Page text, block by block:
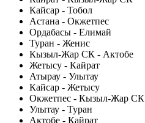
Кайсар - Тобол
Астана - Окжетпес
Ордабасы - Елимай
Туран - Женис
Кызыл-Жар СК - Актобе
Жетысу - Кайрат
Атырау - Улытау
Кайсар - Жетысу
Окжетпес - Кызыл-Жар СК
Улытау - Туран
Актобе - Кайрат